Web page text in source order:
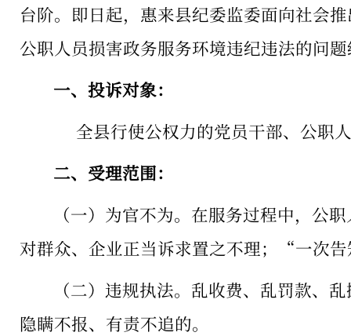
台阶。即日起，惠来县纪委监委面向社会
公职人员损害政务服务环境违纪违法的问
一、投诉对象：
全县行使公权力的党员干部、公职
二、受理范围：
（一）为官不为。在服务过程中，公
对群众、企业正当诉求置之不理；
“一次
（二）违规执法。乱收费、乱罚款、
隐瞒不报、有责不追的。